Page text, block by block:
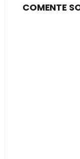
COMENTE